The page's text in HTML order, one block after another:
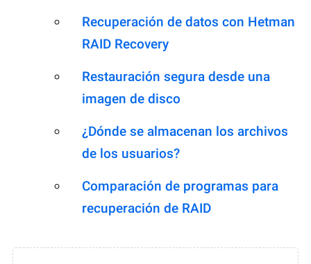
Recuperación de datos con Hetman
RAID Recovery
Restauración segura desde una
imagen de disco
¿Dónde se almacenan los archivos
de los usuarios?
Comparación de programas para
recuperación de RAID